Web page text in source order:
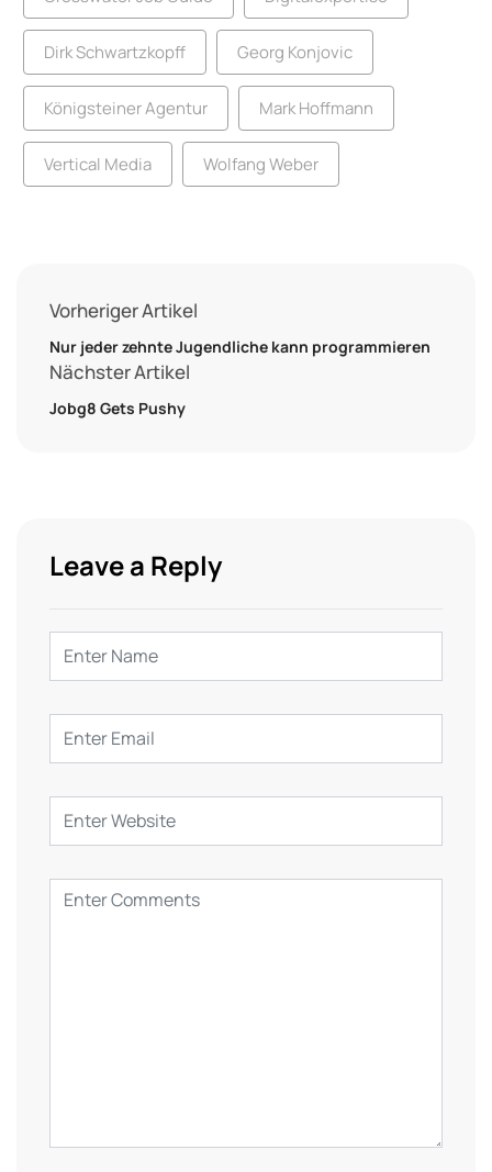
Dirk Schwartzkopff Georg Konjovic
Königsteiner Agentur Mark Hoffmann
Vertical Media Wolfang Weber
Vorheriger Artikel
Nur jeder zehnte Jugendliche kann programmieren
Nächster Artikel
Jobg8 Gets Pushy
Leave a Reply